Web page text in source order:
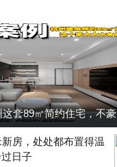
套89㎡简约住宅，不豪
房，处处都布置得温
日子